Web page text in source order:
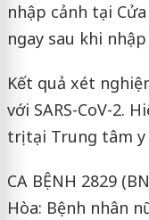
nhập cảnh tại
ngay sau khi
Kết quả xét
với SARS-CoV-2.
trị tại Trung tâm y
CA BỆNH 2829
Hòa: Bệnh nhân